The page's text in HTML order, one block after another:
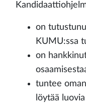
on
KUMU:ssa
on
tuntee
löytää